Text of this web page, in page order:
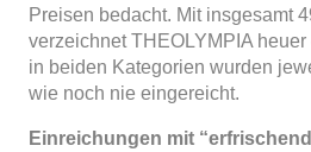
Preisen bedacht. Mit insgesamt
verzeichnet THEOLYMPIA
in beiden Kategorien wurden
wie noch nie eingereicht.
Einreichungen mit